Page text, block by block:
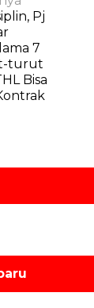
Pj
7
turut
Bisa